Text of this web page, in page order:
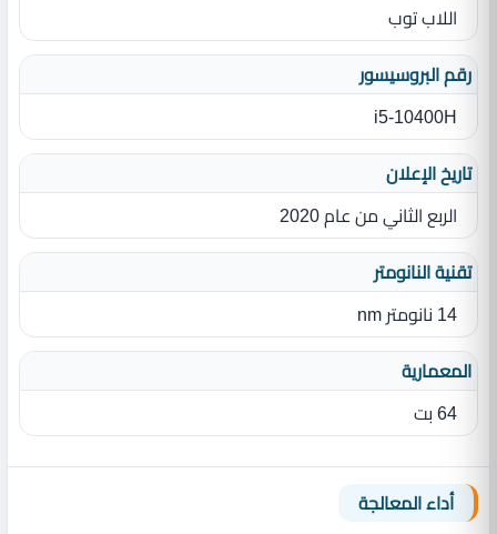
اللاب توب
رقم البروسيسور
i5-10400H
تاريخ الإعلان
الربع الثاني من عام 2020
تقنية النانومتر
14 نانومتر nm
المعمارية
64 بت
أداء المعالجة